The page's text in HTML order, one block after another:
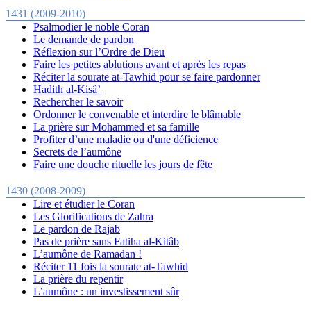
1431 (2009-2010)
Psalmodier le noble Coran
Le demande de pardon
Réflexion sur l’Ordre de Dieu
Faire les petites ablutions avant et après les repas
Réciter la sourate at-Tawhid pour se faire pardonner
Hadith al-Kisâ’
Rechercher le savoir
Ordonner le convenable et interdire le blâmable
La prière sur Mohammed et sa famille
Profiter d’une maladie ou d'une déficience
Secrets de l’aumône
Faire une douche rituelle les jours de fête
1430 (2008-2009)
Lire et étudier le Coran
Les Glorifications de Zahra
Le pardon de Rajab
Pas de prière sans Fatiha al-Kitâb
L’aumône de Ramadan !
Réciter 11 fois la sourate at-Tawhid
La prière du repentir
L’aumône : un investissement sûr